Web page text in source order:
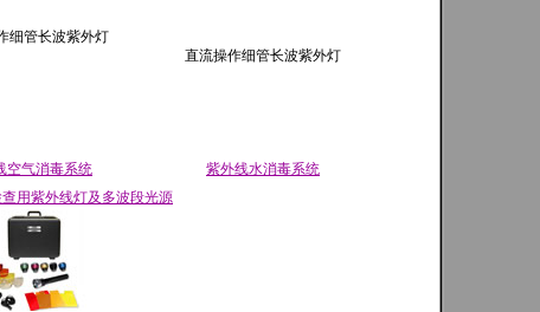
细管长波紫外灯
直流操作细管长波紫外灯
空气消毒系统
紫外线水消毒系统
用紫外线灯及多波段光源